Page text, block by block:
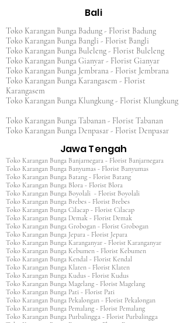
Bali
Toko Karangan Bunga Badung - Florist Badung
Toko Karangan Bunga Bangli - Florist Bangli
Toko Karangan Bunga Buleleng - Florist Buleleng
Toko Karangan Bunga Gianyar - Florist Gianyar
Toko Karangan Bunga Jembrana - Florist Jembrana
Toko Karangan Bunga Karangasem - Florist
Karangasem
Toko Karangan Bunga Klungkung - Florist Klungkung
Toko Karangan Bunga Tabanan - Florist Tabanan
Toko Karangan Bunga Denpasar - Florist Denpasar
Jawa Tengah
Toko Karangan Bunga Banjarnegara - Florist Banjarnegara
Toko Karangan Bunga Banyumas - Florist Banyumas
Toko Karangan Bunga Batang - Florist Batang
Toko Karangan Bunga Blora - Florist Blora
Toko Karangan Bunga Boyolali - Florist Boyolali
Toko Karangan Bunga Brebes - Florist Brebes
Toko Karangan Bunga Cilacap - Florist Cilacap
Toko Karangan Bunga Demak - Florist Demak
Toko Karangan Bunga Grobogan - Florist Grobogan
Toko Karangan Bunga Jepara - Florist Jepara
Toko Karangan Bunga Karanganyar - Florist Karanganyar
Toko Karangan Bunga Kebumen - Florist Kebumen
Toko Karangan Bunga Kendal - Florist Kendal
Toko Karangan Bunga Klaten - Florist Klaten
Toko Karangan Bunga Kudus - Florist Kudus
Toko Karangan Bunga Magelang - Florist Magelang
Toko Karangan Bunga Pati - Florist Pati
Toko Karangan Bunga Pekalongan - Florist Pekalongan
Toko Karangan Bunga Pemalang - Florist Pemalang
Toko Karangan Bunga Purbalingga - Florist Purbalingga